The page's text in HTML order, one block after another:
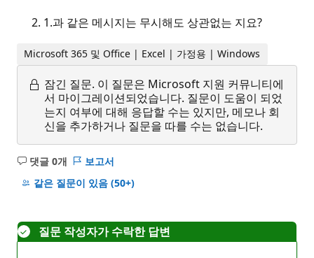
1.과 같은 메시지는 무시해도 상관없는 지요?
Microsoft 365 및 Office | Excel | 가정용 | Windows
잠긴 질문. 이 질문은 Microsoft 지원 커뮤니티에
서 마이그레이션되었습니다. 질문이 도움이 되었
는지 여부에 대해 응답할 수는 있지만, 메모나 회
신을 추가하거나 질문을 따를 수는 없습니다.
댓글 0개
설
명
보고서
같은 질문이 있음 (50+)
질문 작성자가 수락한 답변